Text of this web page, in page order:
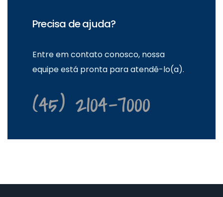
Precisa de ajuda?
Entre em contato conosco, nossa
equipe está pronta para atendê-lo(a).
(45) 2104-7000